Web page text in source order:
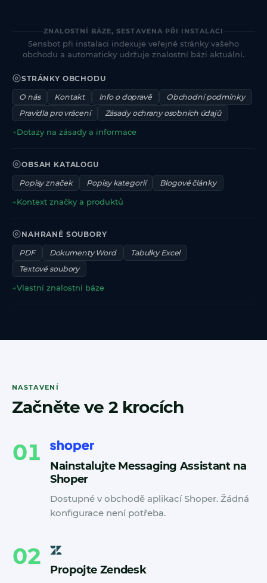
ZNALOSTNÍ BÁZE, SESTAVENA PŘI INSTALACI
Sensbot při instalaci indexuje veřejné stránky vašeho
obchodu a automaticky udržuje znalostní bázi aktuální.
STRÁNKY OBCHODU
O nás Kontakt Info o dopravě
Obchodní podmínky
Pravidla pro vrácení
Zásady ochrany osobních údajů
→Dotazy na zásady a informace
OBSAH KATALOGU
Popisy značek Popisy kategorií Blogové články
→Kontext značky a produktů
NAHRANÉ SOUBORY
PDF Dokumenty Word
Tabulky Excel
Textové soubory
→Vlastní znalostní báze
NASTAVENÍ
Začněte ve 2 krocích
01
Nainstalujte Messaging Assistant na
Shoper
Dostupné v obchodě aplikací Shoper. Žádná
konfigurace není potřeba.
02
Propojte Zendesk